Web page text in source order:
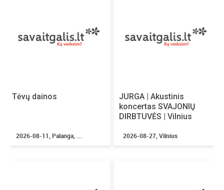
Tėvų dainos
2026-08-11, Palanga, ...
JURGA | Akustinis
koncertas SVAJONIŲ
DIRBTUVĖS | Vilnius
2026-08-27, Vilnius